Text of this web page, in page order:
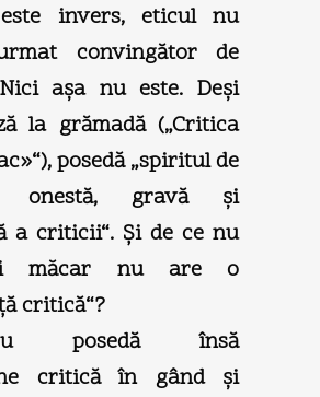
invers, eticul nu
convingător de
aşa nu este. Deşi
la grămadă („Critica
posedă „spiritul de
onestă, gravă şi
a criticii“. Şi de ce nu
măcar nu are o
critică“?
posedă însă
critică în gând şi